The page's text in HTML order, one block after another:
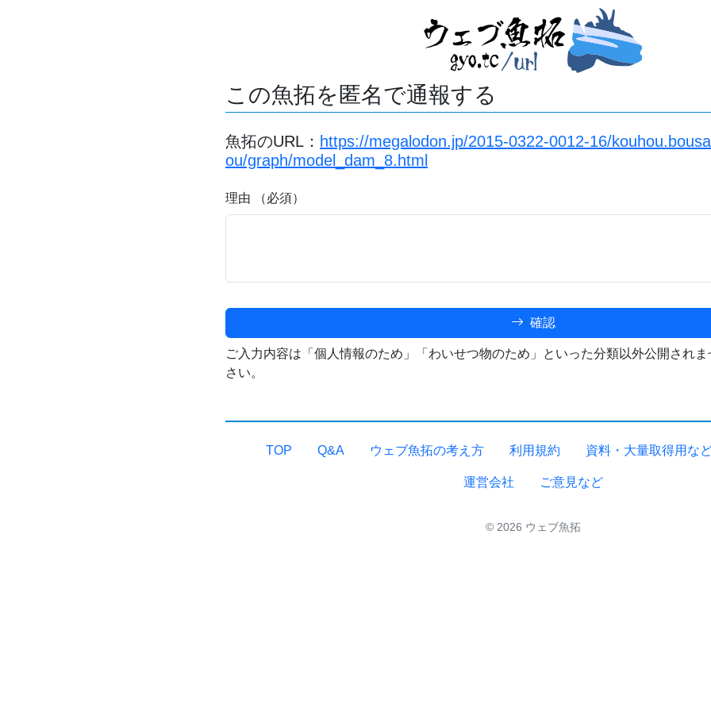
この魚拓を匿名で通報する
魚拓のURL： https://megalodon.jp/2015-0322-0012-16/
ou/graph/model_dam_8.html
理由 （必須）
確認
ご入力内容は「個人情報のため」「わいせつ物のため」といった分類以外公開され
さい。
TOP Q&A ウェブ魚拓の考え方 利用規約 資料・大量取得用な
運営会社 ご意見など
© 2026 ウェブ魚拓